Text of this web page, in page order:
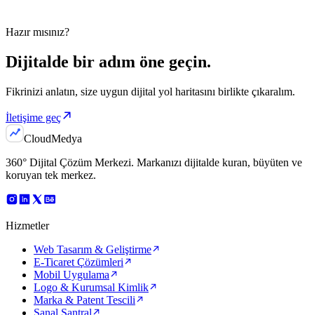
Hazır mısınız?
Dijitalde bir adım öne geçin.
Fikrinizi anlatın, size uygun dijital yol haritasını birlikte çıkaralım.
İletişime geç
CloudMedya
360° Dijital Çözüm Merkezi. Markanızı dijitalde kuran, büyüten ve
koruyan tek merkez.
Hizmetler
Web Tasarım & Geliştirme
E-Ticaret Çözümleri
Mobil Uygulama
Logo & Kurumsal Kimlik
Marka & Patent Tescili